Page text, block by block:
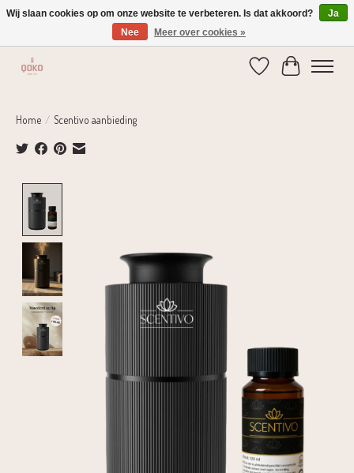
Verzending 1-2 dagen | Gratis verzending vanaf € 75,-
Verlanglijst
Home / Scentivo aanbieding
Wij slaan cookies op om onze website te verbeteren. Is dat akkoord?
Ja
Nee
Meer over cookies »